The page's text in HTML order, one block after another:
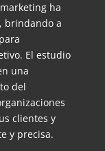
ha
brindando a
El estudio
una
del
clientes y
y precisa.